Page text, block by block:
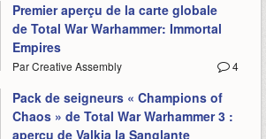
Premier aperçu de la carte globale
de Total War Warhammer: Immortal
Empires
4
Par Creative Assembly
Pack de seigneurs « Champions of
Chaos » de Total War Warhammer 3 :
aperçu de Valkia la Sanglante